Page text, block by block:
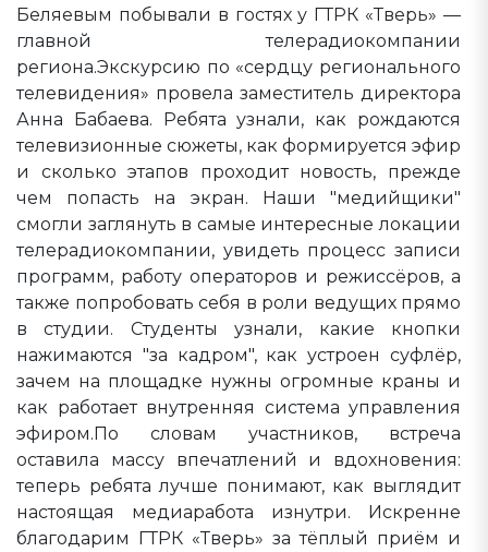
Беляевым побывали в гостях у ГТРК «Тверь» —
главной телерадиокомпании
региона.Экскурсию по «сердцу регионального
телевидения» провела заместитель директора
Анна Бабаева. Ребята узнали, как рождаются
телевизионные сюжеты, как формируется эфир
и сколько этапов проходит новость, прежде
чем попасть на экран. Наши "медийщики"
смогли заглянуть в самые интересные локации
телерадиокомпании, увидеть процесс записи
программ, работу операторов и режиссёров, а
также попробовать себя в роли ведущих прямо
в студии. Студенты узнали, какие кнопки
нажимаются "за кадром", как устроен суфлёр,
зачем на площадке нужны огромные краны и
как работает внутренняя система управления
эфиром.По словам участников, встреча
оставила массу впечатлений и вдохновения:
теперь ребята лучше понимают, как выглядит
настоящая медиаработа изнутри. Искренне
благодарим ГТРК «Тверь» за тёплый приём и